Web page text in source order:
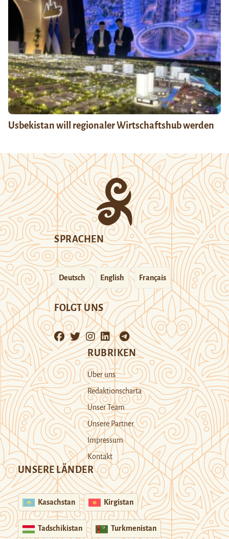
Usbekistan will regionaler Wirtschaftshub werden
SPRACHEN
Deutsch English Français
FOLGT UNS
RUBRIKEN
Über uns
Redaktionscharta
Unser Team
Unsere Partner
Impressum
Kontakt
UNSERE LÄNDER
Kasachstan Kirgistan
Tadschikistan Turkmenistan